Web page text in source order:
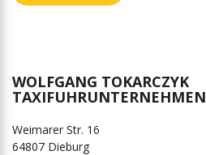
WOLFGANG TOKARCZYK
TAXIFUHRUNTERNEHMEN
Weimarer Str. 16
64807 Dieburg